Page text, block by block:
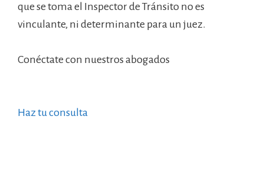
que se toma el Inspector de Tránsito no es
vinculante, ni determinante para un juez.
Conéctate con nuestros abogados
Haz tu consulta